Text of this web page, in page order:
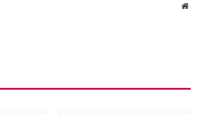
Website